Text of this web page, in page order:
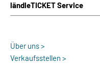
ländleTICKET Service
Über uns >
Verkaufsstellen >